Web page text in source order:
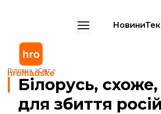
Новини
Головна Світ
Білорусь, схоже, вперше застосувала авіацію
Білорусь,
для збиття